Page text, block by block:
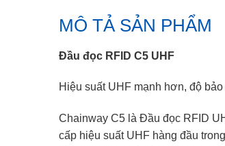
MÔ TẢ SẢN PHẨM
Đầu đọc RFID C5 UHF
Hiệu suất UHF mạnh hơn, độ
Chainway C5 là Đầu đọc RFID
cấp hiệu suất UHF hàng đầu